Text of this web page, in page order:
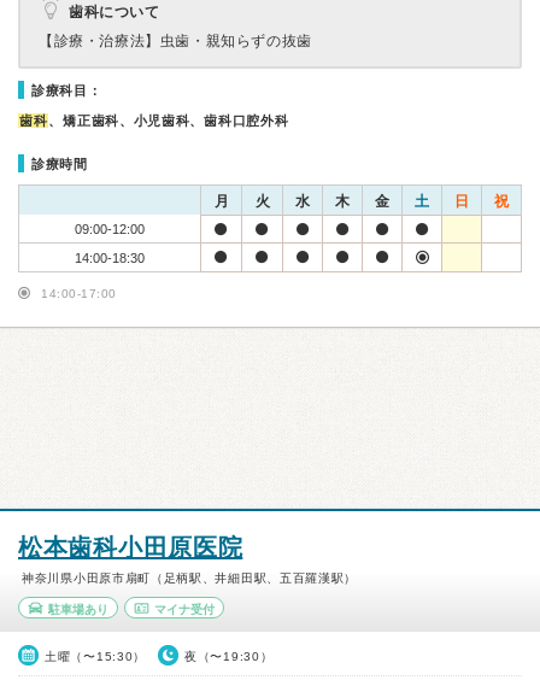
歯科について
【診療・治療法】 虫歯・親知らずの抜歯
診療科目：
歯科、矯正歯科、小児歯科、歯科口腔外科
診療時間
月 火 水 木 金 土 日 祝
09:00-12:00
14:00-18:30
14:00-17:00
松本歯科小田原医院
神奈川県小田原市扇町（足柄駅、井細田駅、五百羅漢駅）
駐車場あり マイナ受付
土曜（〜15:30） 夜（〜19:30）